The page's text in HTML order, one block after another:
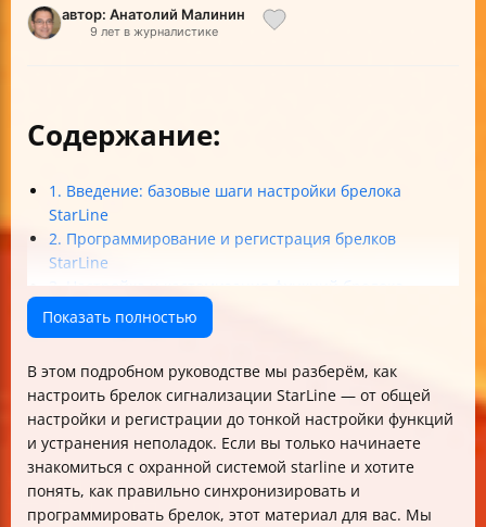
автор: Анатолий Малинин
9 лет в журналистике
Содержание:
1. Введение: базовые шаги настройки брелока
StarLine
2. Программирование и регистрация брелков
StarLine
3. Настройка и кастомизация функций брелока
4. Советы по устранению неполадок и обслуживанию
Итоговая таблица: основные действия по настройке
Показать полностью
В этом подробном руководстве мы разберём, как
настроить брелок сигнализации StarLine — от общей
настройки и регистрации до тонкой настройки функций
и устранения неполадок. Если вы только начинаете
знакомиться с охранной системой starline и хотите
понять, как правильно синхронизировать и
программировать брелок, этот материал для вас. Мы